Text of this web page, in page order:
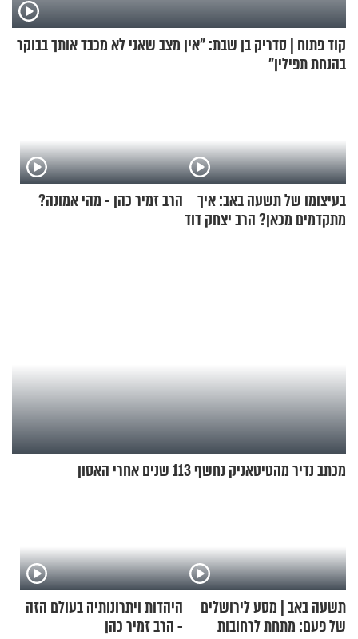
קוד פתוח | סדריק בן שבת: "אין מצב שאני לא מכבד אותך בבוקר
בהנחת תפילין"
בעיצומו של תשעה באב: איך
מתקדמים מכאן? הרב יצחק דוד
הרב זמיר כהן - מהי אמונה?
מכתב נדיר מהטיטאניק נחשף 113 שנים אחרי האסון
תשעה באב | מסע לירושלים
של פעם: מתחת לרחובות
היהדות ויתרונותיה בעולם הזה
- הרב זמיר כהן